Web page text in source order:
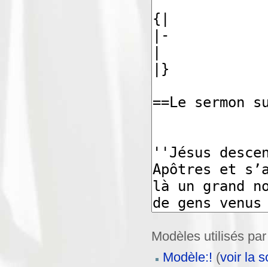
Modèles utilisés
Modèle:! (voir la